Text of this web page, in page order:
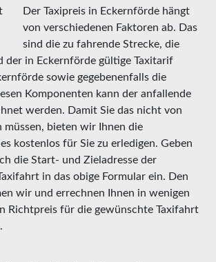
Der Taxipreis in Eckernförde hängt
von verschiedenen Faktoren ab. Das
sind die zu fahrende Strecke, die
der in Eckernförde gültige Taxitarif
sowie gegebenenfalls die
Komponenten kann der anfallende
werden. Damit Sie das nicht von
müssen, bieten wir Ihnen die
kostenlos für Sie zu erledigen. Geben
die Start- und Zieladresse der
in das obige Formular ein. Den
wir und errechnen Ihnen in wenigen
Richtpreis für die gewünschte Taxifahrt